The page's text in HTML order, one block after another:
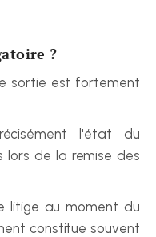
?
sortie est fortement
l'état du
lors de la remise des
litige au moment du
constitue souvent